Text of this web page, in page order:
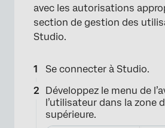
avec les autorisations
section de gestion des
Studio.
Se connecter à Studio.
Développez le menu de
l’utilisateur dans la zone
supérieure.